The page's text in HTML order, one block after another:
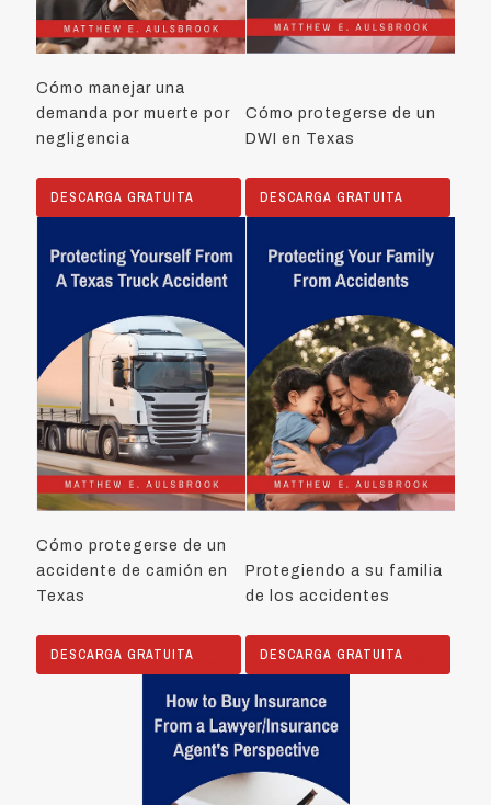
Cómo manejar una
demanda por muerte por
negligencia
DESCARGA GRATUITA
Cómo protegerse de un
DWI en Texas
DESCARGA GRATUITA
Cómo protegerse de un
accidente de camión en
Texas
DESCARGA GRATUITA
Protegiendo a su familia
de los accidentes
DESCARGA GRATUITA